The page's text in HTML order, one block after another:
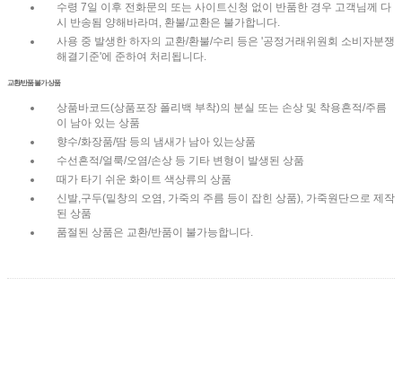
수령 7일 이후 전화문의 또는 사이트신청 없이 반품한 경우 고객님께 다
시 반송됨 양해바라며, 환불/교환은 불가합니다.
사용 중 발생한 하자의 교환/환불/수리 등은 '공정거래위원회 소비자분쟁
해결기준'에 준하여 처리됩니다.
교환/반품 불가 상품
상품바코드(상품포장 폴리백 부착)의 분실 또는 손상 및 착용흔적/주름
이 남아 있는 상품
향수/화장품/땀 등의 냄새가 남아 있는상품
수선흔적/얼룩/오염/손상 등 기타 변형이 발생된 상품
때가 타기 쉬운 화이트 색상류의 상품
신발,구두(밑창의 오염, 가죽의 주름 등이 잡힌 상품), 가죽원단으로 제작
된 상품
품절된 상품은 교환/반품이 불가능합니다.